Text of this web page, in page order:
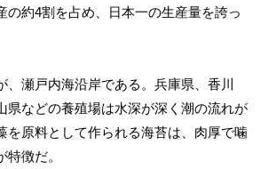
の約4割を占め、日本一の生産量を誇っ
、瀬戸内海沿岸である。兵庫県、香川
県などの養殖場は水深が深く潮の流れが
を原料として作られる海苔は、肉厚で噛
徴だ。